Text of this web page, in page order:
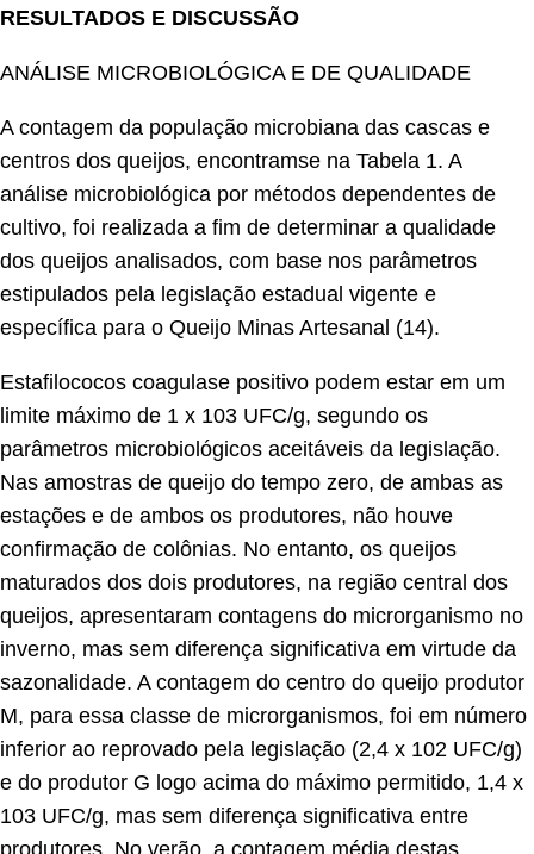
RESULTADOS E DISCUSSÃO
ANÁLISE MICROBIOLÓGICA E DE QUALIDADE
A contagem da população microbiana das cascas e
centros dos queijos, encontramse na Tabela 1. A
análise microbiológica por métodos dependentes de
cultivo, foi realizada a fim de determinar a qualidade
dos queijos analisados, com base nos parâmetros
estipulados pela legislação estadual vigente e
específica para o Queijo Minas Artesanal (14).
Estafilococos coagulase positivo podem estar em um
limite máximo de 1 x 103 UFC/g, segundo os
parâmetros microbiológicos aceitáveis da legislação.
Nas amostras de queijo do tempo zero, de ambas as
estações e de ambos os produtores, não houve
confirmação de colônias. No entanto, os queijos
maturados dos dois produtores, na região central dos
queijos, apresentaram contagens do microrganismo no
inverno, mas sem diferença significativa em virtude da
sazonalidade. A contagem do centro do queijo produtor
M, para essa classe de microrganismos, foi em número
inferior ao reprovado pela legislação (2,4 x 102 UFC/g)
e do produtor G logo acima do máximo permitido, 1,4 x
103 UFC/g, mas sem diferença significativa entre
produtores. No verão, a contagem média destas